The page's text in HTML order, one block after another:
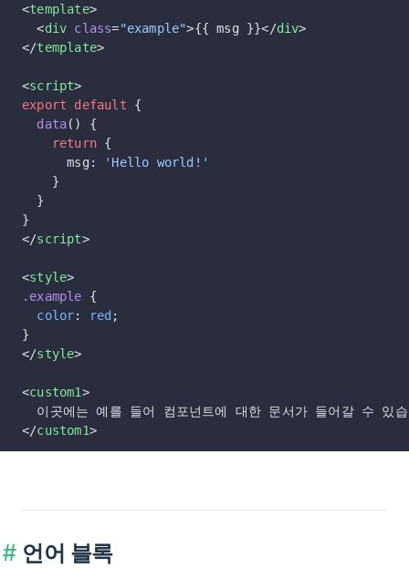
<template>
  <
div class="example">{{ msg }}</div>
</template>
<script>
export default {
  data
() {
    return
{
      msg:
'Hello world!'
    }
  }
}
</script>
<style>
.example {
  color
: red ;
}
</style>
<custom1>
이곳에는 예를 들어 컴포넌트에 대한 문서가 들어갈 수 있
</custom1>
언어 블록